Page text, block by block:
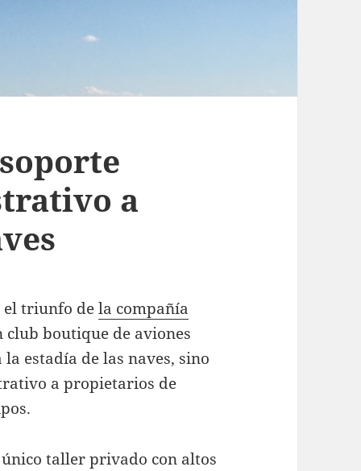
a
el triunfo dela compañía
club boutique de aviones
estadía de las naves, sino
a propietarios de
taller privado con altos